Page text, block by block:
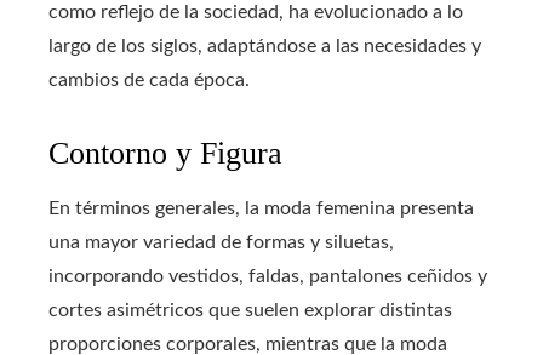
como reflejo de la sociedad, ha evolucionado a lo
largo de los siglos, adaptándose a las necesidades y
cambios de cada época.
Contorno y Figura
En términos generales, la moda femenina presenta
una mayor variedad de formas y siluetas,
incorporando vestidos, faldas, pantalones ceñidos y
cortes asimétricos que suelen explorar distintas
proporciones corporales, mientras que la moda